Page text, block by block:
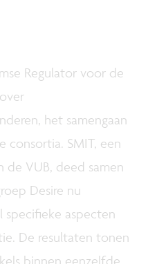
Regulator voor de
het samengaan
consortia. SMIT, een
de VUB, deed samen
Desire nu
specifieke aspecten
De resultaten tonen